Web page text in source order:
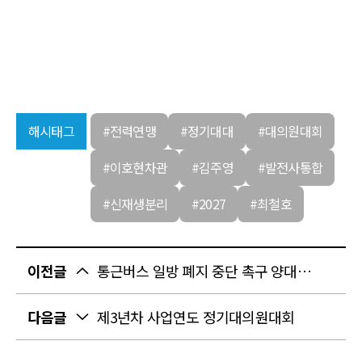
해시태그 #전력연맹 #정기대대
#대의원대회
#이호현차관
#김주영
#발전사통합
#신재생분리
#2027 #최철호
이전글 통근버스 일방 폐지 중단 촉구 양대노총 공공기관 노동조합 기자회견 참석
다음글 제3년차 사업연도 정기대의원대회